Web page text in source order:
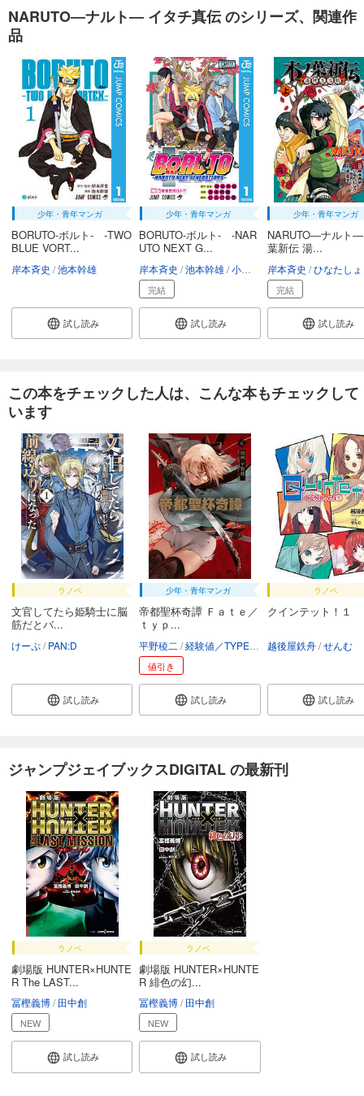
NARUTO―ナルト― イタチ真伝 のシリーズ、関連作
品
少年・青年マンガ
BORUTO-ボルト- -TWO
BLUE VORT...
岸本斉史 池本幹雄
試し読み
少年・青年マンガ
BORUTO-ボルト- -NAR
UTO NEXT G...
岸本斉史 池本幹雄 小太刀右京
完結
試し読み
少年・青年マンガ
NARUTO―ナルト
葉新伝 湯...
岸本斉史 ひなたし
完結
試し読み
この本をチェックした人は、こんな本もチェックして
います
ラノベ
文官してたら姫騎士に脳
筋だとバ...
けーぷ PAN:D
試し読み
少年・青年マンガ
帝都聖杯奇譚 Ｆａｔｅ／
ｔｙｐ...
平野稜二 経験値／TYPE-MOON
値引き
試し読み
ラノベ
クインテット！１
越後屋鉄舟 せんむ
試し読み
ジャンプジェイブックスDIGITAL の最新刊
ラノベ
劇場版 HUNTER×HUNTE
R The LAST...
冨樫義博 田中創
NEW
試し読み
ラノベ
劇場版 HUNTER×HUNTE
R 緋色の幻...
冨樫義博 田中創
NEW
試し読み